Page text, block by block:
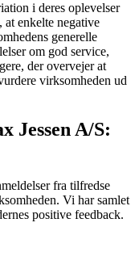
i deres oplevelser
at enkelte negative
generelle
om god service,
der overvejer at
virksomheden ud
Jessen A/S:
fra tilfredse
Vi har samlet
positive feedback.